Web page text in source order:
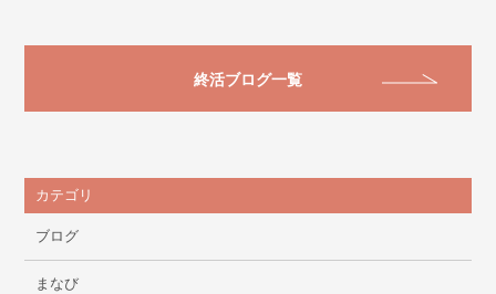
終活ブログ一覧
カテゴリ
ブログ
まなび